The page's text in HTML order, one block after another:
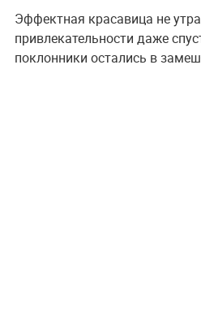
Эффектная красавица не
привлекательности даже
поклонники остались в